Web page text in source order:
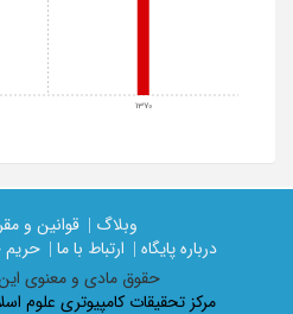
1370
وبلاگ | قوانین و
درباره پایگاه |
ارتباط با ما |
حقوق مادی و معنوی اين
مرکز تحقیقات کامپیوتری علوم